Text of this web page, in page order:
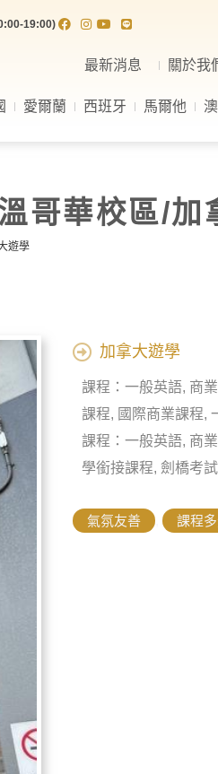
19:00)
最新消息 關於我
愛爾蘭 西班牙 馬爾他
哥華校區/加
遊學
加拿大遊學
課程：一般英語, 商
課程, 國際商業課程,
課程：一般英語, 商
學銜接課程, 劍橋考
氣氛友善 課程